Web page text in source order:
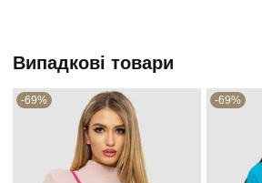
Випадкові товари
-69% -69%